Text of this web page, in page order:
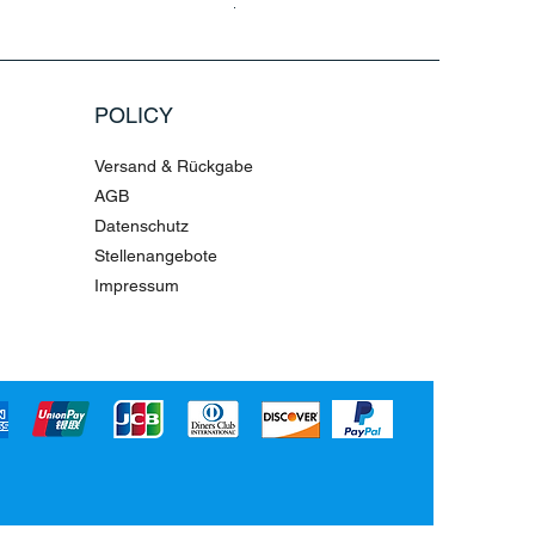
199,90 €
POLICY
Versand & Rückgabe
AGB
Datenschutz
Stellenangebote
Impressum